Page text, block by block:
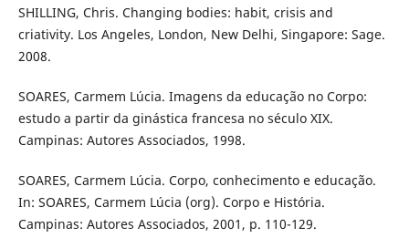
SHILLING, Chris. Changing bodies: habit, crisis and
criativity. Los Angeles, London, New Delhi, Singapore: Sage.
2008.
SOARES, Carmem Lúcia. Imagens da educação no Corpo:
estudo a partir da ginástica francesa no século XIX.
Campinas: Autores Associados, 1998.
SOARES, Carmem Lúcia. Corpo, conhecimento e educação.
In: SOARES, Carmem Lúcia (org). Corpo e História.
Campinas: Autores Associados, 2001, p. 110-129.